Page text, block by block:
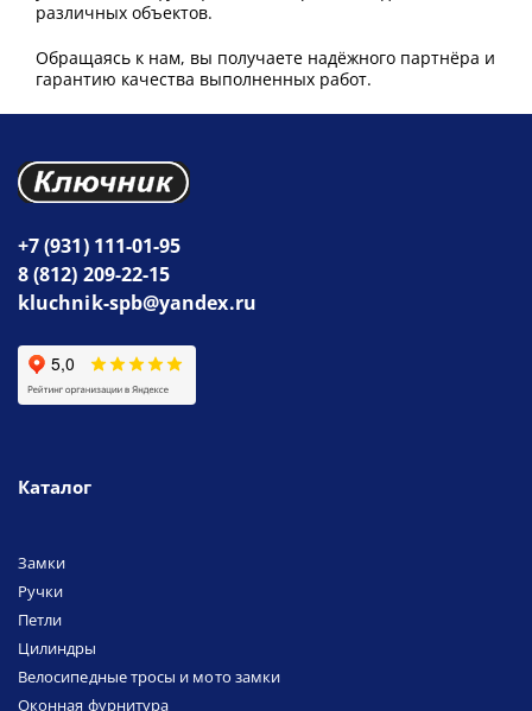
различных объектов.
Обращаясь к нам, вы получаете надёжного партнёра и
гарантию качества выполненных работ.
+7 (931) 111-01-95
8 (812) 209-22-15
kluchnik-spb@yandex.ru
Каталог
Замки
Ручки
Петли
Цилиндры
Велосипедные тросы и мото замки
Оконная фурнитура